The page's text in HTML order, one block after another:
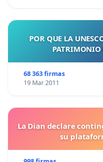
POR QUE LA
68 363 firmas
19 Mar 2011
La Dian declare
su